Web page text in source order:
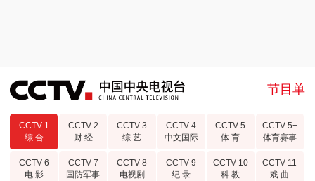
节目单
CCTV-1
综 合
CCTV-2
财 经
CCTV-3
综 艺
CCTV-4
中文国际
CCTV-5
体 育
CCTV-5+
体育赛事
CCTV-6
电 影
CCTV-7
国防军事
CCTV-8
电视剧
CCTV-9
纪 录
CCTV-10
科 教
CCTV-11
戏 曲